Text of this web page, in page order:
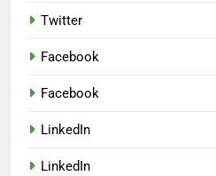
Twitter
Facebook
Facebook
LinkedIn
LinkedIn